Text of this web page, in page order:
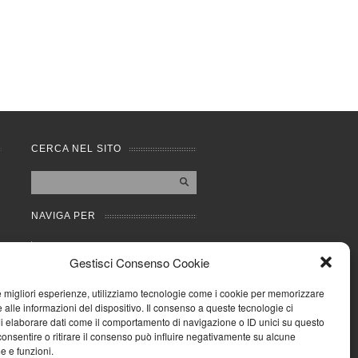
Gestisci Consenso Cookie
migliori esperienze, utilizziamo tecnologie come i cookie per memorizzare
alle informazioni del dispositivo. Il consenso a queste tecnologie ci
elaborare dati come il comportamento di navigazione o ID unici su questo
o ritirare il consenso può influire negativamente su alcune
e funzioni.
CERCA NEL SITO
NAVIGA PER
Mappa completa
Mappa categorie
Privacy Policy
Forum
Iscriviti alla Community